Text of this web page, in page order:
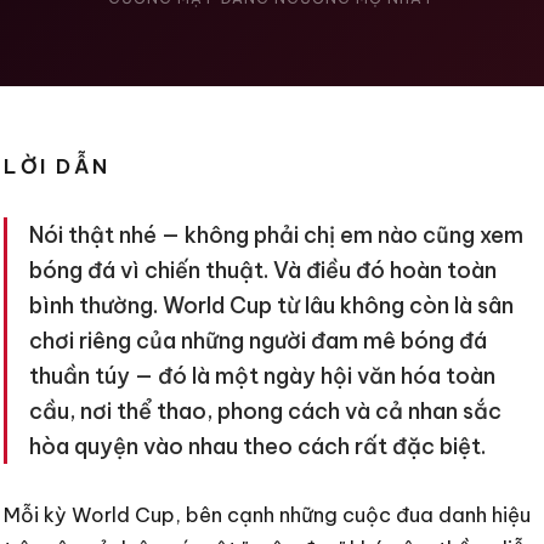
LỜI DẪN
Nói thật nhé — không phải chị em nào cũng xem
bóng đá vì chiến thuật. Và điều đó hoàn toàn
bình thường. World Cup từ lâu không còn là sân
chơi riêng của những người đam mê bóng đá
thuần túy — đó là một ngày hội văn hóa toàn
cầu, nơi thể thao, phong cách và cả nhan sắc
hòa quyện vào nhau theo cách rất đặc biệt.
Mỗi kỳ World Cup, bên cạnh những cuộc đua danh hiệu